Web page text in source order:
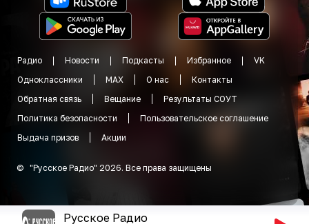
Радио Новости Подкасты Избранное
VK
Одноклассники
MAX О нас
Контакты
Обратная связь
Вещание
Результаты СОУТ
Политика безопасности
Пользовательское соглашение
Выдача призов
Акции
© "Русское Радио" 2026. Все права защищены
Русское Радио